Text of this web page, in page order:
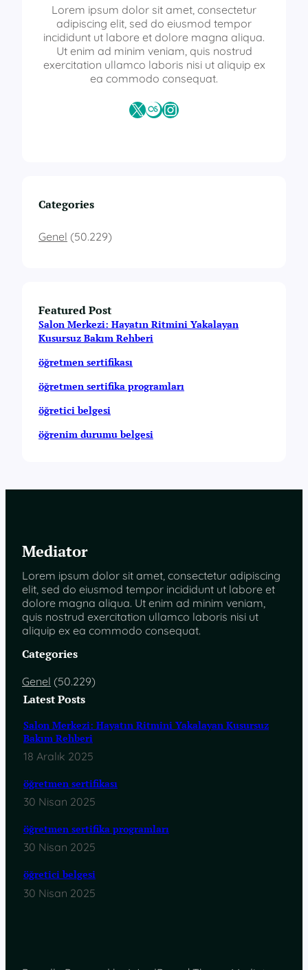
y
e
n
T
a
k
m
l
Lorem ipsum dolor sit amet, consectetur
adipiscing elit, sed do eiusmod tempor
incididunt ut labore et dolore magna aliqua.
Ut enim ad minim veniam, quis nostrud
exercitation ullamco laboris nisi ut aliquip ex
ea commodo consequat.
X Last.fmInstagram
Categories
Genel (50.229)
Featured Post
Salon Merkezi: Hayatın Ritmini Yakalayan
Kusursuz Bakım Rehberi
öğretmen sertifikası
öğretmen sertifika programları
öğretici belgesi
öğrenim durumu belgesi
Mediator
Lorem ipsum dolor sit amet, consectetur adipiscing
elit, sed do eiusmod tempor incididunt ut labore et
dolore magna aliqua. Ut enim ad minim veniam,
quis nostrud exercitation ullamco laboris nisi ut
aliquip ex ea commodo consequat.
Categories
Genel (50.229)
Latest Posts
Salon Merkezi: Hayatın Ritmini Yakalayan Kusursuz
Bakım Rehberi
18 Aralık 2025
öğretmen sertifikası
30 Nisan 2025
öğretmen sertifika programları
30 Nisan 2025
öğretici belgesi
30 Nisan 2025